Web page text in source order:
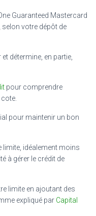
Guaranteed Mastercard
selon votre dépôt de
détermine, en partie,
pour comprendre
pour maintenir un bon
limite, idéalement moins
à gérer le crédit de
limite en ajoutant des
expliqué par Capital